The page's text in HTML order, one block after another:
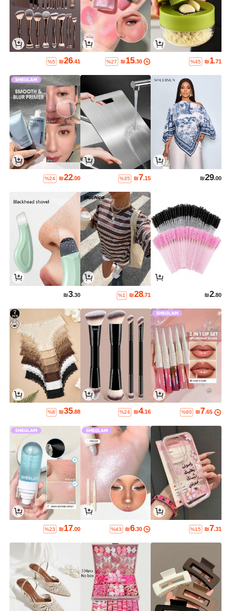
₪1.71
%45
₪15.30
%27
₪26.41
%5
₪29.00
₪7.15
%35
₪22.00
%24
₪2.80
₪28.71
%1
₪3.30
₪7.65
%60
₪4.16
%24
₪35.88
%8
₪7.31
%15
₪6.30
%43
₪17.00
%23